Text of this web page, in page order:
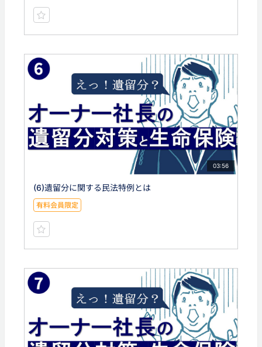
03:56
(6)遺留分に関する民法特例とは
有料会員限定